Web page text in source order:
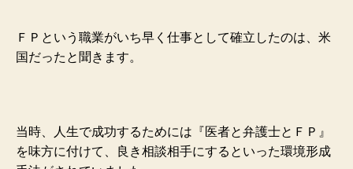
ＦＰという職業がいち早く仕事として確立したのは、米
国だったと聞きます。
当時、人生で成功するためには『医者と弁護士とＦＰ』
を味方に付けて、良き相談相手にするといった環境形成